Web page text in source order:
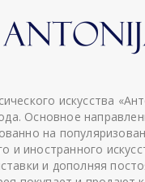
искусства
Основное
на
и иностранного
и дополняя